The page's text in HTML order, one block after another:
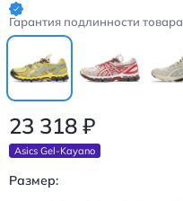
Гарантия подлинности товара
23 318 ₽
Asics Gel-Kayano
Размер: